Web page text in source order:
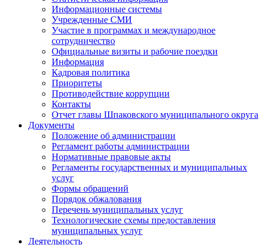
Информационные системы
Учрежденные СМИ
Участие в программах и международное
сотрудничество
Официальные визиты и рабочие поездки
Информация
Кадровая политика
Приоритеты
Противодействие коррупции
Контакты
Отчет главы Шпаковского муниципального округа
Документы
Положение об администрации
Регламент работы администрации
Нормативные правовые акты
Регламенты государственных и муниципальных
услуг
Формы обращений
Порядок обжалования
Перечень муниципальных услуг
Технологические схемы предоставления
муниципальных услуг
Деятельность